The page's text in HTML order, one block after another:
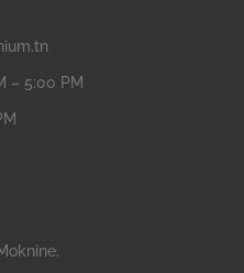
– 5:00 PM